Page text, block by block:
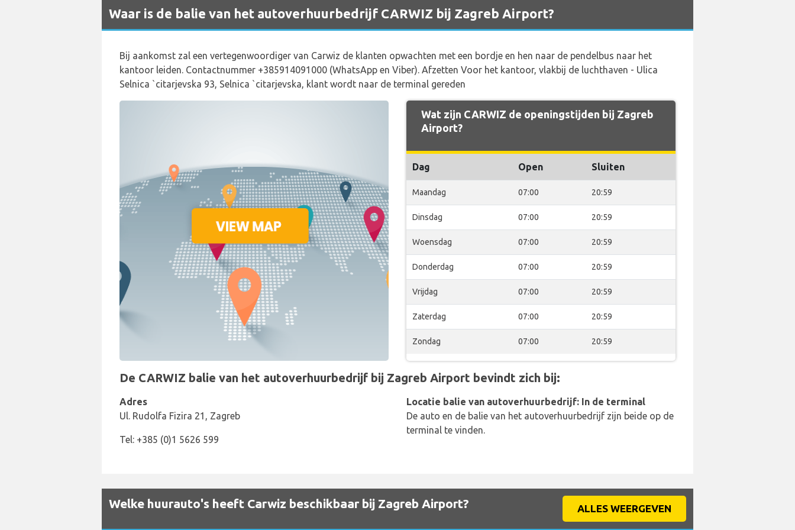
Waar is de balie van het autoverhuurbedrijf CARWIZ bij Zagreb Airport?
Bij aankomst zal een vertegenwoordiger van Carwiz de klanten opwachten met een bordje en hen naar de pendelbus naar het
kantoor leiden. Contactnummer +385914091000 (WhatsApp en Viber). Afzetten Voor het kantoor, vlakbij de luchthaven - Ulica
Selnica `citarjevska 93, Selnica `citarjevska, klant wordt naar de terminal gereden
Wat zijn CARWIZ de openingstijden bij Zagreb
Airport?
Dag Open Sluiten
Maandag 07:00 20:59
Dinsdag 07:00 20:59
Woensdag 07:00 20:59
Donderdag 07:00 20:59
Vrijdag 07:00 20:59
Zaterdag 07:00 20:59
Zondag 07:00 20:59
De CARWIZ balie van het autoverhuurbedrijf bij Zagreb Airport bevindt zich bij:
Adres
Ul. Rudolfa Fizira 21, Zagreb
Tel: +385 (0)1 5626 599
Locatie balie van autoverhuurbedrijf: In de terminal
De auto en de balie van het autoverhuurbedrijf zijn beide op de
terminal te vinden.
Welke huurauto's heeft Carwiz beschikbaar bij Zagreb Airport? ALLES WEERGEVEN